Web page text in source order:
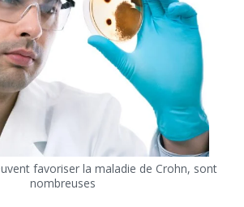
favoriser la maladie de Crohn, sont
nombreuses